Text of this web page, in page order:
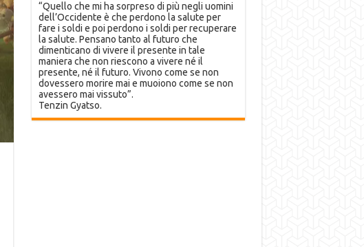
“Quello che mi ha sorpreso di più negli uomini
dell’Occidente è che perdono la salute per
fare i soldi e poi perdono i soldi per recuperare
la salute. Pensano tanto al futuro che
dimenticano di vivere il presente in tale
maniera che non riescono a vivere né il
presente, né il futuro. Vivono come se non
dovessero morire mai e muoiono come se non
avessero mai vissuto”.
Tenzin Gyatso.